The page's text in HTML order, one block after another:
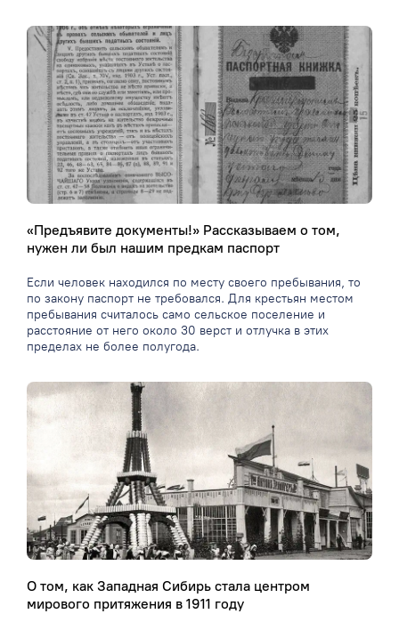
«Предъявите документы!» Рассказываем о том,
нужен ли был нашим предкам паспорт
Если человек находился по месту своего пребывания, то
по закону паспорт не требовался. Для крестьян местом
пребывания считалось само сельское поселение и
расстояние от него около 30 верст и отлучка в этих
пределах не более полугода.
О том, как Западная Сибирь стала центром
мирового притяжения в 1911 году